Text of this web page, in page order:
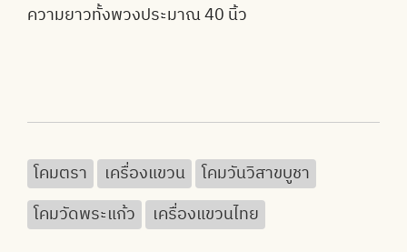
ความยาวทั้งพวงประมาณ 40 นิ้ว
โคมตรา เครื่องแขวน
โคมวันวิสาขบูชา
โคมวัดพระแก้ว
เครื่องแขวนไทย